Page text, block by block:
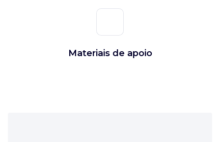
Materiais de apoio